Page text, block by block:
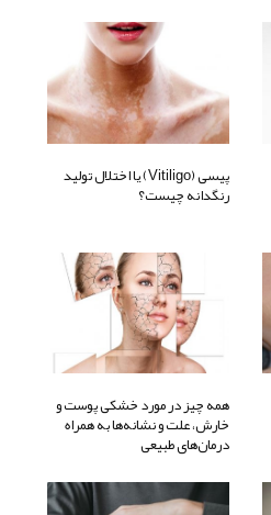
پیسی (Vitiligo) یا اختلال تولید
رنگدانه چیست؟
همه چیز در مورد خشکی پوست و
خارش، علت و نشانه‌ها به همراه
درمان‌های طبیعی